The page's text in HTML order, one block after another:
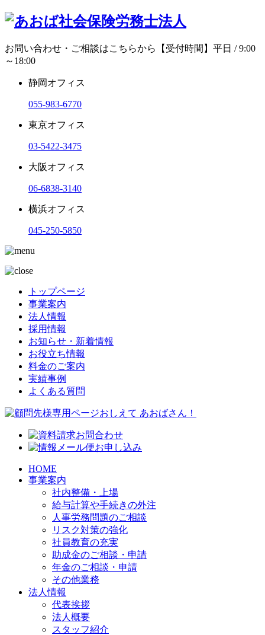
お問い合わせ・ご相談はこちらから
【受付時間】平日 / 9:00
～18:00
静岡オフィス
055-983-6770
東京オフィス
03-5422-3475
大阪オフィス
06-6838-3140
横浜オフィス
045-250-5850
トップページ
事業案内
法人情報
採用情報
お知らせ・新着情報
お役立ち情報
料金のご案内
実績事例
よくある質問
HOME
事業案内
社内整備・上場
給与計算や手続きの外注
人事労務問題のご相談
リスク対策の強化
社員教育の充実
助成金のご相談・申請
年金のご相談・申請
その他業務
法人情報
代表挨拶
法人概要
スタッフ紹介